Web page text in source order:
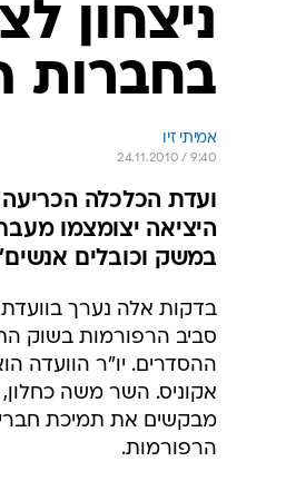
צרכנות
ניצחון
בחברות
24.11.2010 / 9:40
ועדת הכלכלה
היציאה יצומצמו